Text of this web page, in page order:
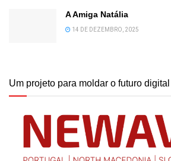
A Amiga Natália
14 DE DEZEMBRO, 2025
Um projeto para moldar o futuro